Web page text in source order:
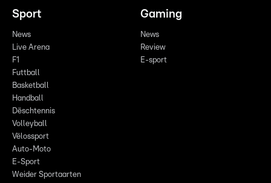
Sport
News
Live Arena
F1
Futtball
Basketball
Handball
Dëschtennis
Volleyball
Vëlossport
Auto-Moto
E-Sport
Weider Sportaarten
Gaming
News
Review
E-sport